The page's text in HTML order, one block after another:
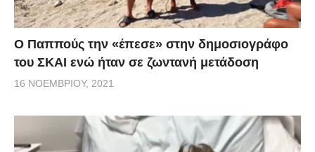
Ο Παππούς την «έπεσε» στην δημοσιογράφο
του ΣΚΑΙ ενώ ήταν σε ζωντανή μετάδοση
16 ΝΟΕΜΒΡΊΟΥ, 2021